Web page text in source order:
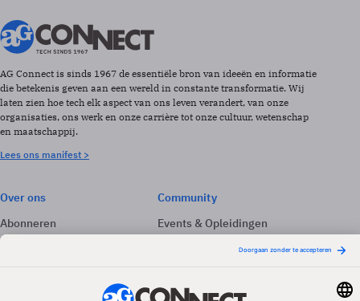
AG Connect is sinds 1967 de essentiële bron van ideeën en informatie
die betekenis geven aan een wereld in constante transformatie. Wij
laten zien hoe tech elk aspect van ons leven verandert, van onze
organisaties, ons werk en onze carrière tot onze cultuur, wetenschap
en maatschappij.
Lees ons manifest >
Over ons
Abonneren
Adverteren
Community
Events & Opleidingen